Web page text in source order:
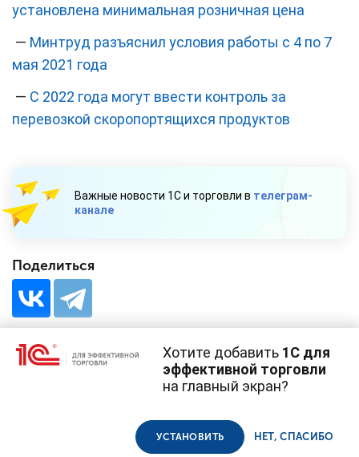
установлена минимальная розничная цена
— Минтруд разъяснил условия работы с 4 по 7
мая 2021 года
— С 2022 года могут ввести контроль за
перевозкой скоропортящихся продуктов
Важные новости 1С и торговли в телеграм-
канале
Поделиться
© 1С, 2026. Все права защищены
cookie-файлы (файлы с данными о прошлых
использование файлов cookie в соответствии с политикой
конфиденциальности
Хотите добавить 1С для
эффективной торговли
на главный экран?
УСТАНОВИТЬ НЕТ, СПАСИБО